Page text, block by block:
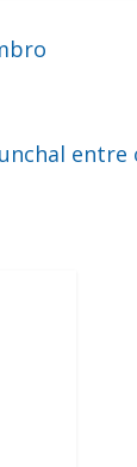
entre